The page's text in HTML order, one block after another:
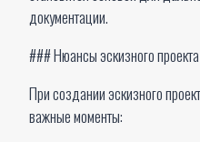
документации.
### Нюансы эскизного проекта
При создании эскизного
важные моменты: